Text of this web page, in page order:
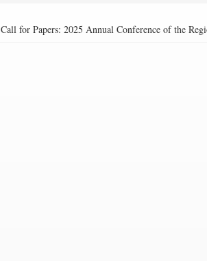
Call for Papers: 2025 Annual Conference of the